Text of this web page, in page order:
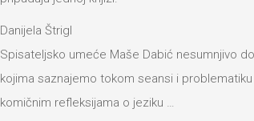
Danijela Štrigl
Spisateljsko umeće Maše Dabić nesumnjivo
kojima saznajemo tokom seansi i
komičnim refleksijama o jeziku …